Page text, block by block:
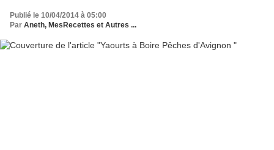
Publié le 10/04/2014 à 05:00
Par Aneth, MesRecettes et Autres ...